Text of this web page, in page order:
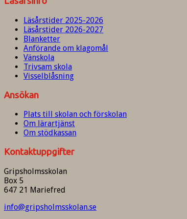
Läsårstider 2025-2026
Läsårstider 2026-2027
Blanketter
Anförande om klagomål
Vänskola
Trivsam skola
Visselblåsning
Ansökan
Plats till skolan och förskolan
Om lärartjänst
Om stödkassan
Kontaktuppgifter
Gripsholmsskolan
Box 5
647 21 Mariefred
info@gripsholmsskolan.se